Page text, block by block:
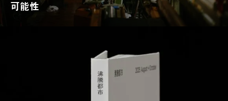
可能性